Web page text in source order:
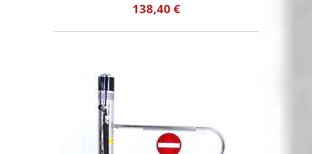
138,40 €